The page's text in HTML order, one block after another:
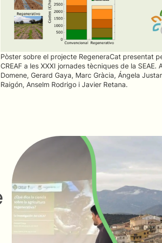
Pòster sobre el projecte RegeneraCat presentat
CREAF a les XXXI jornades tècniques de la
Domene, Gerard Gaya, Marc Gràcia, Ángela
Raigón, Anselm Rodrigo i Javier Retana.